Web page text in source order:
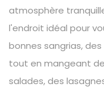
atmosphère
l'endroit idéal pour
bonnes sangrias,
tout en mangeant
salades, des